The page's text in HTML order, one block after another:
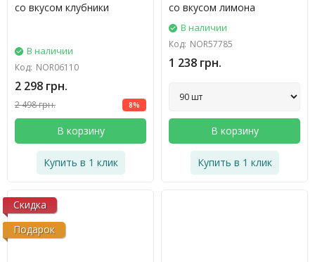
со вкусом клубники
В наличии
Код: NOR06110
2 298 грн.
2 498 грн. 8%
В корзину
Купить в 1 клик
со вкусом лимона
В наличии
Код: NOR57785
1 238 грн.
В корзину
Купить в 1 клик
Скидка
Подарок